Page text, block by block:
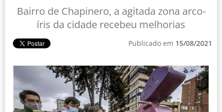
Bairro de Chapinero, a agitada zona arco-
íris da cidade recebeu melhorias
Publicado em 15/08/2021